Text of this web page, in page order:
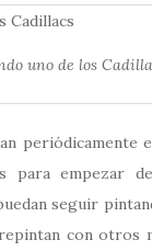
uno de los
periódicamente
para empezar
seguir
con otros